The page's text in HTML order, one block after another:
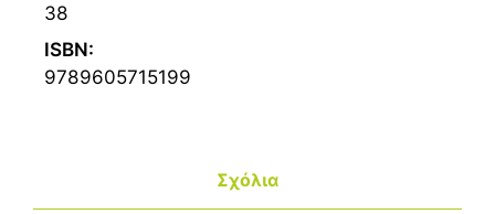
38
ISBN:
9789605715199
Σχόλια